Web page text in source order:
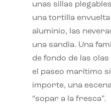
unas sillas
una tortilla envuelta
aluminio, las
una sandía. Una
de fondo de las
el paseo marítimo
importe, una
“sopar a la fresca”.